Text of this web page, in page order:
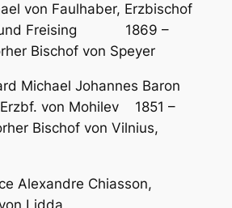
von Faulhaber, Erzbischof
und Freising 1869 –
von Speyer
Michael Johannes Baron
von Mohilev 1851 –
Bischof von Vilnius,
Alexandre Chiasson,